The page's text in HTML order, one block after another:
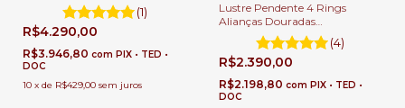
Leitoso para Sala de Jantar e Pé
Direito Duplo.
(1)
R$4.290,00
R$3.946,80 com PIX • TED •
DOC
10 x de R$429,00 sem juros
Lustre Pendente 4 Rings
Alianças Douradas
100x80x60x40cm Sala de
Jantar e Sala de Estar Pé
Direito Duplo
(4)
R$2.390,00
R$2.198,80 com PIX • TED •
DOC